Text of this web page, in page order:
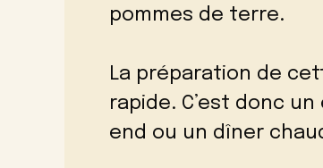
pommes de terre.
La préparation de
rapide. C’est donc
end ou un dîner